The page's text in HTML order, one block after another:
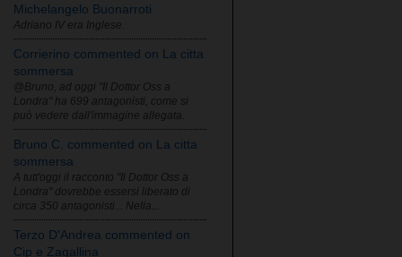
Michelangelo Buonarroti
Adriano IV era Inglese.
Corrierino commented on La citta
sommersa
@Bruno, ad oggi "Il Dottor Oss a
Londra" ha 699 antagonisti, come si
può vedere dall'immagine allegata.
Bruno C. commented on La citta
sommersa
A tutt'oggi il racconto "Il Dottor Oss a
Londra" dovrebbe essersi liberato di
circa 350 antagonisti... Nella...
Terzo D'Andrea commented on
Cip e Zagallina